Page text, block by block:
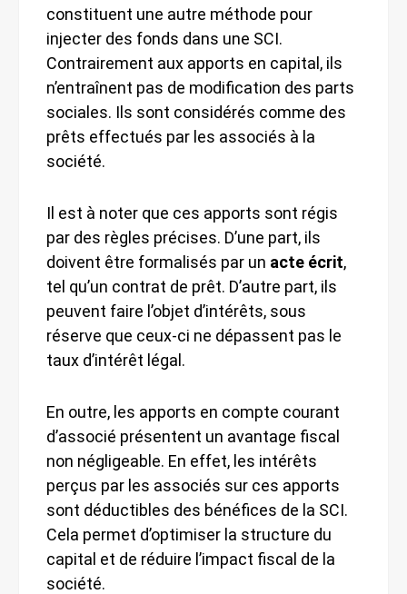
constituent une autre méthode pour
injecter des fonds dans une SCI.
Contrairement aux apports en capital, ils
n’entraînent pas de modification des parts
sociales. Ils sont considérés comme des
prêts effectués par les associés à la
société.
Il est à noter que ces apports sont régis
par des règles précises. D’une part, ils
doivent être formalisés par un acte écrit,
tel qu’un contrat de prêt. D’autre part, ils
peuvent faire l’objet d’intérêts, sous
réserve que ceux-ci ne dépassent pas le
taux d’intérêt légal.
En outre, les apports en compte courant
d’associé présentent un avantage fiscal
non négligeable. En effet, les intérêts
perçus par les associés sur ces apports
sont déductibles des bénéfices de la SCI.
Cela permet d’optimiser la structure du
capital et de réduire l’impact fiscal de la
société.